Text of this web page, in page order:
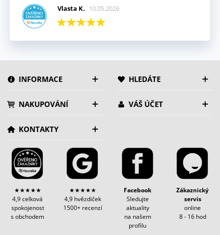
Vlasta K. 10.05.2026
INFORMACE HLEDÁTE
NAKUPOVÁNÍ VÁŠ ÚČET
KONTAKTY
★★★★★
4,9 celková
spokojenost
s obchodem
★★★★★
4,9 hvězdiček
1500+ recenzí
Facebook
Sledujte
aktuality
na našem
profilu
Zákaznický
servis
online
8 - 16 hod